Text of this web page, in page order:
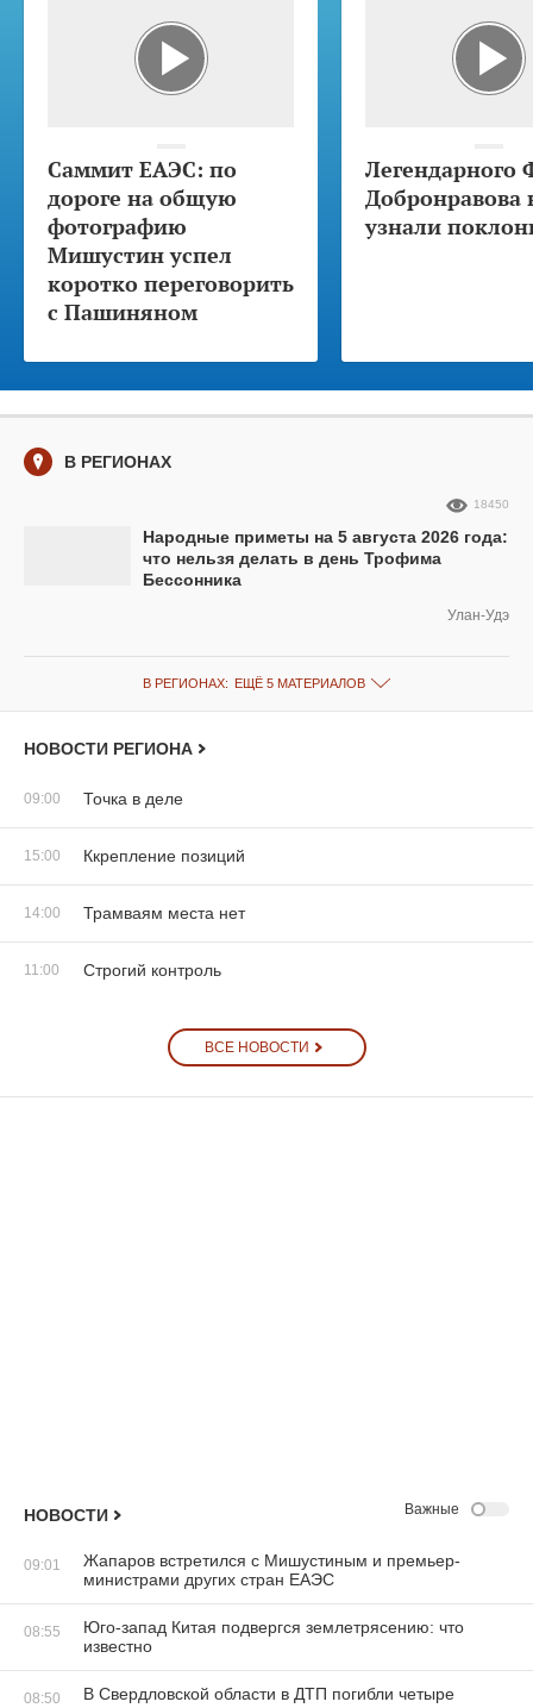
Саммит ЕАЭС: по
дороге на общую
фотографию
Мишустин успел
коротко переговорить
с Пашиняном
Легендарного
Добронравова
узнали
В РЕГИОНАХ
Народные приметы на 5 августа 2026 года:
что нельзя делать в день Трофима
Бессонника
18450
Улан-Удэ
В РЕГИОНАХ: ЕЩЁ 5 МАТЕРИАЛОВ
НОВОСТИ РЕГИОНА
09:00 Точка в деле
15:00 Ккрепление позиций
14:00 Трамваям места нет
11:00 Строгий контроль
ВСЕ НОВОСТИ
НОВОСТИ Важные
09:01
Жапаров встретился с Мишустиным и премьер-
министрами других стран ЕАЭС
08:55
Юго-запад Китая подвергся землетрясению: что
известно
08:50
В Свердловской области в ДТП погибли четыре